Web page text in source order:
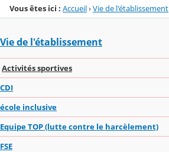
Vous êtes ici : Accueil›Vie de l'établissement
Vie de l'établissement
Activités sportives
CDI
école inclusive
Equipe TOP (lutte contre le harcèlement)
FSE